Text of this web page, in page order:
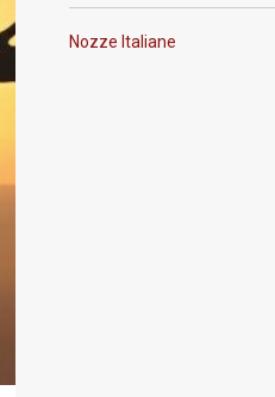
Nozze Italiane